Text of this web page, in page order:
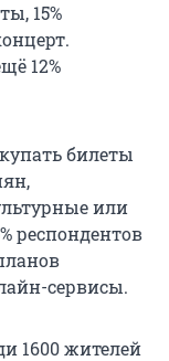
15%
12%
билеты
или
респондентов
сервисы.
1600 жителей